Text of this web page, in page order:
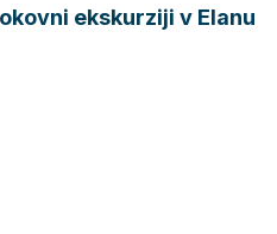
ekskurziji v Elanu